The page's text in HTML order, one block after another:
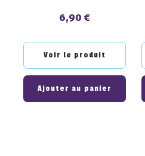
Prix
6,90 €
Voir le produit
Ajouter au panier